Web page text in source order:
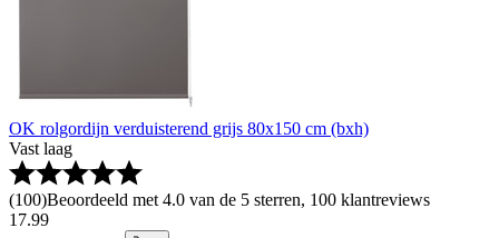
OK rolgordijn verduisterend grijs 80x150 cm (bxh)
Vast laag
(100)Beoordeeld met 4.0 van de 5 sterren, 100 klantreviews
17.99